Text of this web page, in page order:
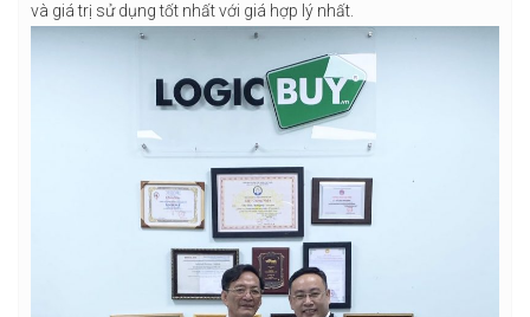
và giá trị sử dụng tốt nhất với giá hợp lý nhất.